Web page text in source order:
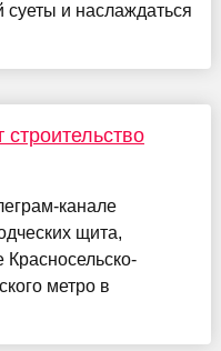
суеты и наслаждаться
канале
щита,
Красносельско-
метро в